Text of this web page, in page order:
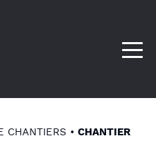
CHANTIERS • CHANTIER